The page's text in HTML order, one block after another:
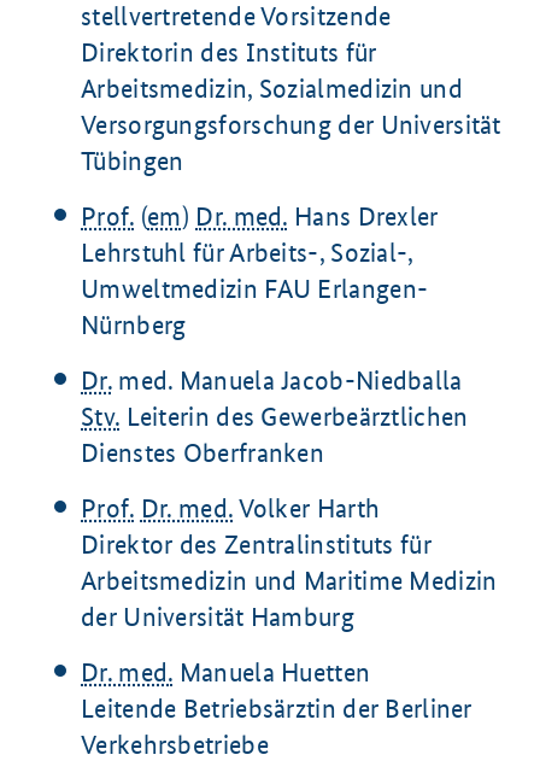
stellvertretende Vorsitzende
Direktorin des Instituts für
Arbeitsmedizin, Sozialmedizin und
Versorgungsforschung der Universität
Tübingen
Prof. (em) Dr. med. Hans Drexler
Lehrstuhl für Arbeits-, Sozial-,
Umweltmedizin FAU Erlangen-
Nürnberg
Dr.med. Manuela Jacob-Niedballa
Stv. Leiterin des Gewerbeärztlichen
Dienstes Oberfranken
Prof. Dr. med. Volker Harth
Direktor des Zentralinstituts für
Arbeitsmedizin und Maritime Medizin
der Universität Hamburg
Dr. med. Manuela Huetten
Leitende Betriebsärztin der Berliner
Verkehrsbetriebe